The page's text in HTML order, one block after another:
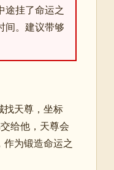
途挂了命运之
间。建议带够
找天尊，坐标
给他，天尊会
为锻造命运之